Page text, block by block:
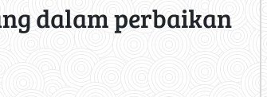
dalam perbaikan